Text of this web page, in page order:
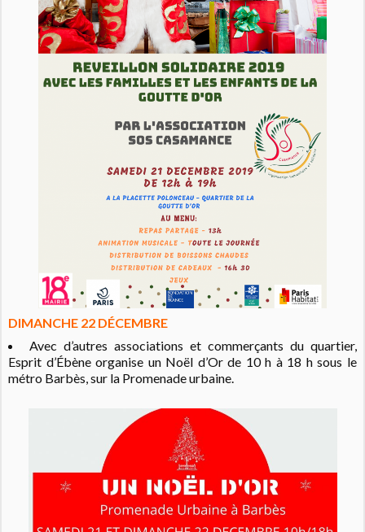
DIMANCHE 22 DÉCEMBRE
Avec d’autres associations et commerçants du quartier,
Esprit d’Ébène organise un Noël d’Or de 10 h à 18 h sous le
métro Barbès, sur la Promenade urbaine.